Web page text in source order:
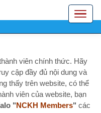
Toggle
navigation
đầy đủ nội dung và
trên website, có thể
của website, bạn
NCKH Members"các